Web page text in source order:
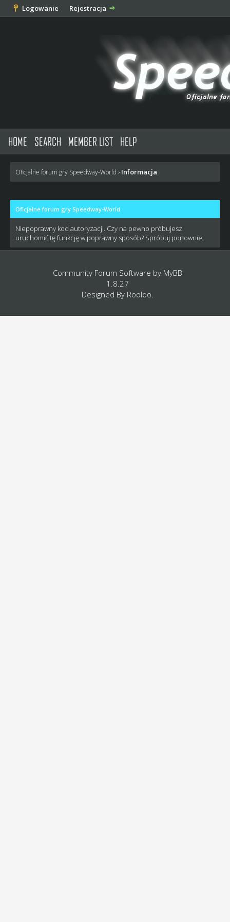
Logowanie Rejestracja
HOME SEARCH MEMBER LIST HELP
Oficjalne forum gry Speedway-World › Informacja
Oficjalne forum gry Speedway-World
Niepoprawny kod autoryzacji. Czy na pewno próbujesz
uruchomić tę funkcję w poprawny sposób? Spróbuj ponownie.
Community Forum Software by MyBB
1.8.27
Designed By Rooloo.